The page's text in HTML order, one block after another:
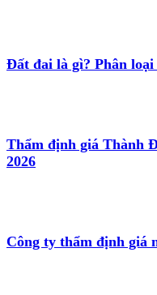
Đất đai là gì? Phân
Thẩm định giá Thành
2026
Công ty thẩm định giá